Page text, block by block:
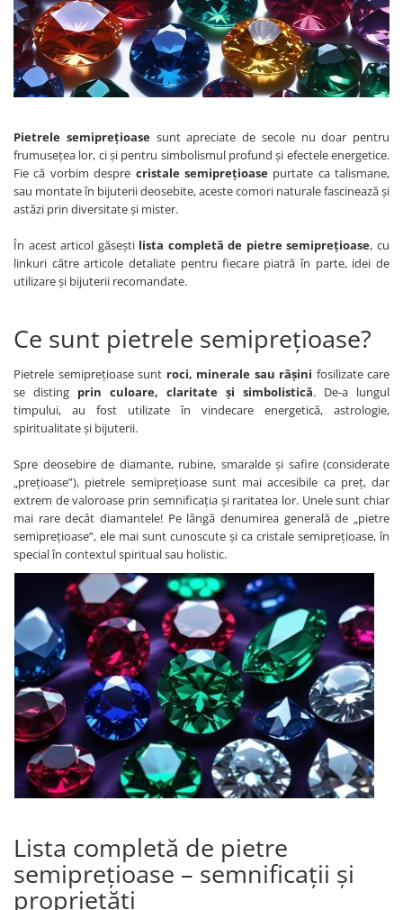
Bijuterii cuart fumuriu
Bijuterii cuart roz
Bijuterii cuart rutilat si incolor
Bijuterii granat
Bijuterii iolit
Bijuterii jad
Bijuterii labradorit
Bijuterii lapis lazuli
Bijuterii malachit
Bijuterii ochi de tigru
Bijuterii onix
Bijuterii peridot
Bijuterii perle
Bijuterii piatra lunii
Bijuterii piatra soarelui
Bijuterii rodocrozit
Bijuterii rubin
Bijuterii safir
Bijuterii sidef si abalone
Bijuterii smarald
Bijuterii sodalit
Bijuterii spinel
Bijuterii tanzanit
Bijuterii turcoaz
Bijuterii turmaline
Bijuterii morganit
Cercei argint cu granat
Cercei argint cu opal
Cercei argint cu carneol
Cercei argint cu lapis lazuli
Cercei argint cu ochi de tigru
Cercei argint cu malachit
Cercei argint cu perle
Cercei argint cu topaz
Pietrele semiprețioasesunt apreciate de secole nu doar pentru
frumusețea lor, ci și pentru simbolismul profund și efectele energetice.
Fie că vorbim despre cristale semiprețioasepurtate ca talismane,
sau montate în bijuterii deosebite, aceste comori naturale fascinează și
astăzi prin diversitate și mister.
În acest articol găsești lista completă de pietre semiprețioase, cu
linkuri către articole detaliate pentru fiecare piatră în parte, idei de
utilizare și bijuterii recomandate.
Ce sunt pietrele semiprețioase?
Pietrele semiprețioase sunt roci, minerale sau rășini fosilizate care
se disting prin culoare, claritate și simbolistică. De-a lungul
timpului, au fost utilizate în vindecare energetică, astrologie,
spiritualitate și bijuterii.
Spre deosebire de diamante, rubine, smaralde și safire (considerate
„prețioase”), pietrele semiprețioase sunt mai accesibile ca preț, dar
extrem de valoroase prin semnificația și raritatea lor. Unele sunt chiar
mai rare decât diamantele! Pe lângă denumirea generală de „pietre
semiprețioase”, ele mai sunt cunoscute și ca cristale semiprețioase, în
special în contextul spiritual sau holistic.
Lista completă de pietre
semiprețioase – semnificații și
proprietăți